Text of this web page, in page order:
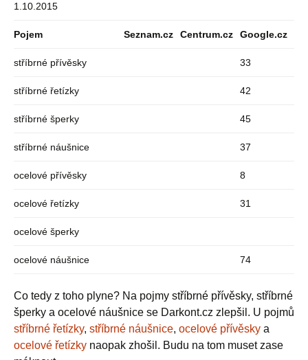
1.10.2015
Pojem Seznam.cz Centrum.cz Google.cz
stříbrné přívěsky 33
stříbrné řetízky 42
stříbrné šperky 45
stříbrné náušnice 37
ocelové přívěsky 8
ocelové řetízky 31
ocelové šperky
ocelové náušnice 74
Co tedy z toho plyne? Na pojmy stříbrné přívěsky, stříbrné
šperky a ocelové náušnice se Darkont.cz zlepšil. U pojmů
stříbrné řetízky, stříbrné náušnice, ocelové přívěsky a
ocelové řetízky naopak zhošil. Budu na tom muset zase